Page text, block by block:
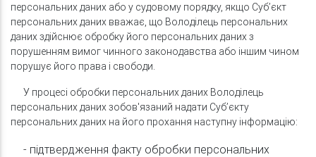
персональних даних або у судовому порядку, якщо Суб’єкт
персональних даних вважає, що Володілець персональних
даних здійснює обробку його персональних даних з
порушенням вимог чинного законодавства або іншим чином
порушує його права і свободи.
У процесі обробки персональних даних Володілець
персональних даних зобов'язаний надати Суб’єкту
персональних даних на його прохання наступну інформацію:
- підтвердження факту обробки персональних